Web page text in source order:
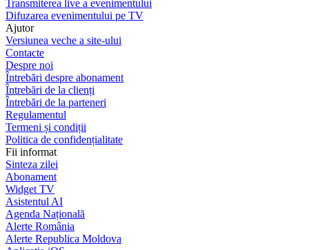
Transmiterea live a evenimentului
Difuzarea evenimentului pe TV
Ajutor
Versiunea veche a site-ului
Contacte
Despre noi
Întrebări despre abonament
Întrebări de la clienți
Întrebări de la parteneri
Regulamentul
Termeni și condiții
Politica de confidențialitate
Fii informat
Sinteza zilei
Abonament
Widget TV
Asistentul AI
Agenda Națională
Alerte România
Alerte Republica Moldova